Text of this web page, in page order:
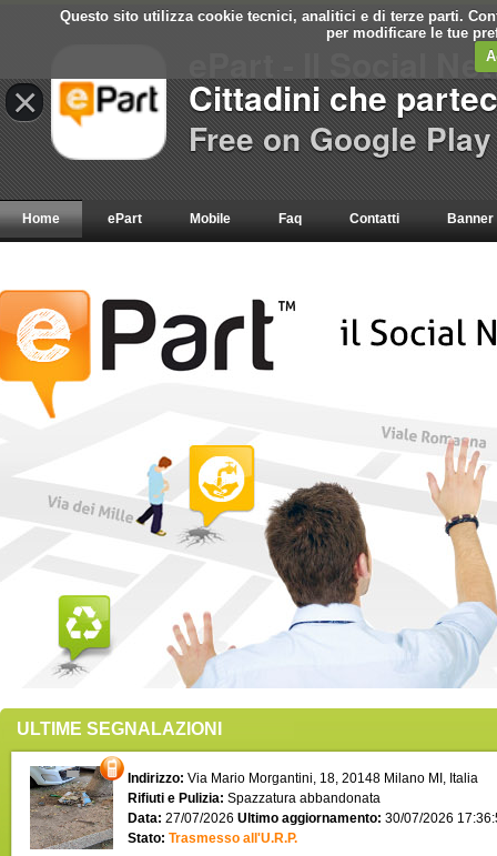
Questo sito utilizza cookie tecnici, analitici e di terze parti.
per modificare le tue
Home ePart Mobile Faq Contatti Banner
ULTIME SEGNALAZIONI
Indirizzo: Via Mario Morgantini, 18, 20148 Milano MI, Italia
Rifiuti e Pulizia: Spazzatura abbandonata
Data: 27/07/2026 Ultimo aggiornamento: 30/07/2026
Stato: Trasmesso all'U.R.P.
×
ePart - Il Social
Cittadini che
Free on Google Play